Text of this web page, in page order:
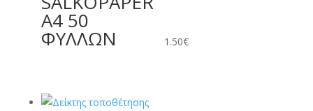
A4 50
ΦΥΛΛΩΝ 1.50€